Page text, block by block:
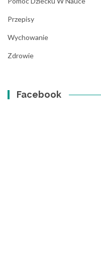
Przepisy
Wychowanie
Zdrowie
Facebook